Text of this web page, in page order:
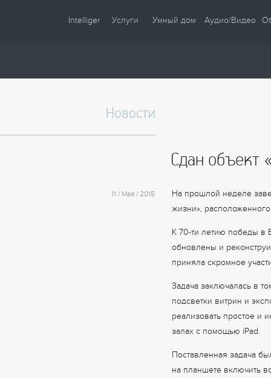
Intelliger
Партнеры
Услуги
Монтаж
Настройка
Умный дом
Управление
Климат
Аудио / Видео
Энергосбережение
Аудио/Видео
Новости
Сдан объект
11 / Мая / 2015
На прошлой неделе
жизни»,
К 70-ти летию победы в
обновлены и
приняла скромное
Задача заключалась в
подсветки витрин и
реализовать простое и
залах с помощью iPad.
Поставленная задача
на планшете включить